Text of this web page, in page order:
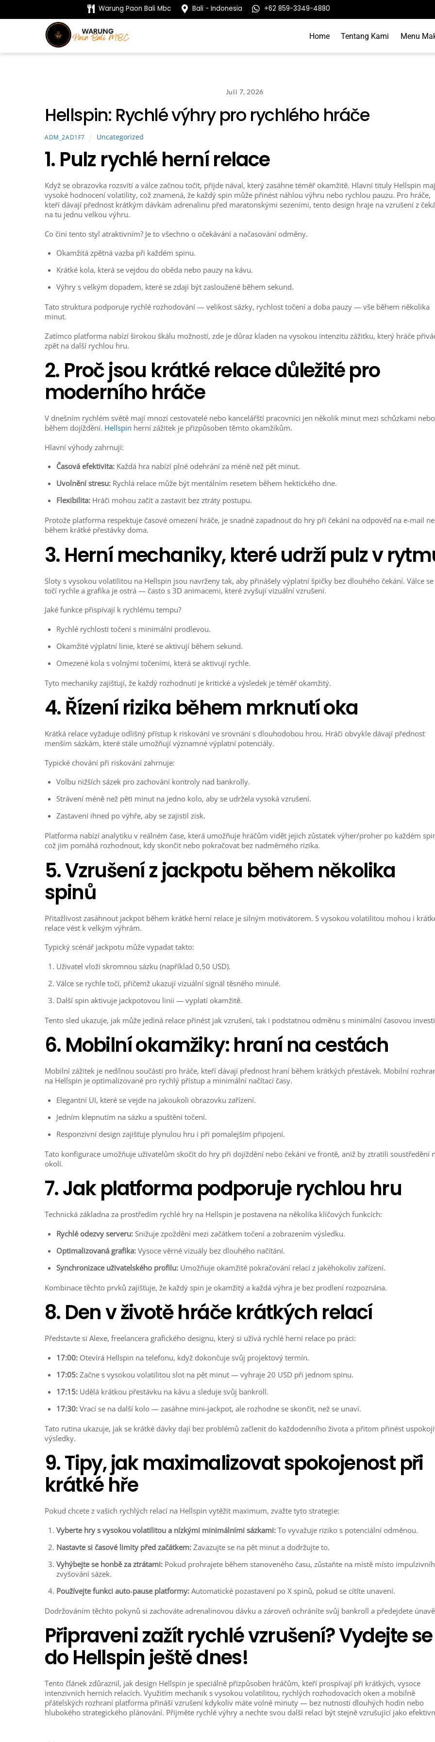
Warung Paon Bali Mbc Bali - Indonesia +62 859-3349-4880
Home Tentang Kami Menu
Juli 7, 2026
Hellspin: Rychlé výhry pro rychlého hráče
ADM_2AD1F7 Uncategorized
1. Pulz rychlé herní relace
Když se obrazovka rozsvítí a válce začnou točit, přijde nával, který zasáhne téměř okamžitě. Hlavní tituly Hellspin
vysoké hodnocení volatility, což znamená, že každý spin může přinést náhlou výhru nebo rychlou pauzu. Pro hráče,
kteří dávají přednost krátkým dávkám adrenalinu před maratonskými sezeními, tento design hraje na vzrušení z
na tu jednu velkou výhru.
Co činí tento styl atraktivním? Je to všechno o očekávání a načasování odměny.
Okamžitá zpětná vazba při každém spinu.
Krátké kola, která se vejdou do oběda nebo pauzy na kávu.
Výhry s velkým dopadem, které se zdají být zasloužené během sekund.
Tato struktura podporuje rychlé rozhodování — velikost sázky, rychlost točení a doba pauzy — vše během několika
minut.
Zatímco platforma nabízí širokou škálu možností, zde je důraz kladen na vysokou intenzitu zážitku, který hráče
zpět na další rychlou hru.
2. Proč jsou krátké relace důležité pro
moderního hráče
V dnešním rychlém světě mají mnozí cestovatelé nebo kancelářští pracovníci jen několik minut mezi schůzkami nebo
během dojíždění. Hellspin herní zážitek je přizpůsoben těmto okamžikům.
Hlavní výhody zahrnují:
Časová efektivita: Každá hra nabízí plné odehrání za méně než pět minut.
Uvolnění stresu: Rychlá relace může být mentálním resetem během hektického dne.
Flexibilita: Hráči mohou začít a zastavit bez ztráty postupu.
Protože platforma respektuje časové omezení hráče, je snadné zapadnout do hry při čekání na odpověď na e-mail
během krátké přestávky doma.
3. Herní mechaniky, které udrží pulz v
Sloty s vysokou volatilitou na Hellspin jsou navrženy tak, aby přinášely výplatní špičky bez dlouhého čekání. Válce se
točí rychle a grafika je ostrá — často s 3D animacemi, které zvyšují vizuální vzrušení.
Jaké funkce přispívají k rychlému tempu?
Rychlé rychlosti točení s minimální prodlevou.
Okamžité výplatní linie, které se aktivují během sekund.
Omezené kola s volnými točeními, která se aktivují rychle.
Tyto mechaniky zajišťují, že každý rozhodnutí je kritické a výsledek je téměř okamžitý.
4. Řízení rizika během mrknutí oka
Krátká relace vyžaduje odlišný přístup k riskování ve srovnání s dlouhodobou hrou. Hráči obvykle dávají přednost
menším sázkám, které stále umožňují významné výplatní potenciály.
Typické chování při riskování zahrnuje:
Volbu nižších sázek pro zachování kontroly nad bankrolly.
Strávení méně než pěti minut na jedno kolo, aby se udržela vysoká vzrušení.
Zastavení ihned po výhře, aby se zajistil zisk.
Platforma nabízí analytiku v reálném čase, která umožňuje hráčům vidět jejich zůstatek výher/proher po každém
což jim pomáhá rozhodnout, kdy skončit nebo pokračovat bez nadměrného rizika.
5. Vzrušení z jackpotu během několika
spinů
Přitažlivost zasáhnout jackpot během krátké herní relace je silným motivátorem. S vysokou volatilitou mohou i
relace vést k velkým výhrám.
Typický scénář jackpotu může vypadat takto:
Uživatel vloží skromnou sázku (například 0,50 USD).
Válce se rychle točí, přičemž ukazují vizuální signál těsného minulé.
Další spin aktivuje jackpotovou linii — vyplatí okamžitě.
Tento sled ukazuje, jak může jediná relace přinést jak vzrušení, tak i podstatnou odměnu s minimální časovou
6. Mobilní okamžiky: hraní na cestách
Mobilní zážitek je nedílnou součástí pro hráče, kteří dávají přednost hraní během krátkých přestávek. Mobilní
na Hellspin je optimalizované pro rychlý přístup a minimální načítací časy.
Elegantní UI, které se vejde na jakoukoli obrazovku zařízení.
Jedním klepnutím na sázku a spuštění točení.
Responzivní design zajišťuje plynulou hru i při pomalejším připojení.
Tato konfigurace umožňuje uživatelům skočit do hry při dojíždění nebo čekání ve frontě, aniž by ztratili soustředění
okolí.
7. Jak platforma podporuje rychlou hru
Technická základna za prostředím rychlé hry na Hellspin je postavena na několika klíčových funkcích:
Rychlé odezvy serveru: Snižuje zpoždění mezi začátkem točení a zobrazením výsledku.
Optimalizovaná grafika: Vysoce věrné vizuály bez dlouhého načítání.
Synchronizace uživatelského profilu: Umožňuje okamžité pokračování relací z jakéhokoliv zařízení.
Kombinace těchto prvků zajišťuje, že každý spin je okamžitý a každá výhra je bez prodlení rozpoznána.
8. Den v životě hráče krátkých relací
Představte si Alexe, freelancera grafického designu, který si užívá rychlé herní relace po práci:
17:00: Otevírá Hellspin na telefonu, když dokončuje svůj projektový termín.
17:05: Začne s vysokou volatilitou slot na pět minut — vyhraje 20 USD při jednom spinu.
17:15: Udělá krátkou přestávku na kávu a sleduje svůj bankroll.
17:30: Vrací se na další kolo — zasáhne mini‑jackpot, ale rozhodne se skončit, než se unaví.
Tato rutina ukazuje, jak se krátké dávky dají bez problémů začlenit do každodenního života a přitom přinést
výsledky.
9. Tipy, jak maximalizovat spokojenost při
krátké hře
Pokud chcete z vašich rychlých relací na Hellspin vytěžit maximum, zvažte tyto strategie:
Vyberte hry s vysokou volatilitou a nízkými minimálními sázkami: To vyvažuje riziko s potenciální odměnou.
Nastavte si časové limity před začátkem: Zavazujte se na pět minut a dodržujte to.
Vyhýbejte se honbě za ztrátami: Pokud prohrajete během stanoveného času, zůstaňte na místě místo
zvyšování sázek.
Používejte funkci auto‑pause platformy: Automatické pozastavení po X spinů, pokud se cítíte unavení.
Dodržováním těchto pokynů si zachováte adrenalinovou dávku a zároveň ochráníte svůj bankroll a předejdete
Připraveni zažít rychlé vzrušení? Vydejte se
do Hellspin ještě dnes!
Tento článek zdůraznil, jak design Hellspin je speciálně přizpůsoben hráčům, kteří prospívají při krátkých, vysoce
intenzivních herních relacích. Využitím mechanik s vysokou volatilitou, rychlých rozhodovacích oken a mobilně
přátelských rozhraní platforma přináší vzrušení kdykoliv máte volné minuty — bez nutnosti dlouhých hodin nebo
hlubokého strategického plánování. Přijměte rychlé výhry a nechte svou další relaci být stejně vzrušující jako